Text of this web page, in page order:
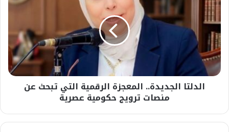
المعجزة
الرقمية
التي
تبحث
عن
منصات
ترويج
حكوميةالدلتا الجديدة.. المعجزة الرقمية التي تبحث عن
منصات ترويج حكومية عصرية